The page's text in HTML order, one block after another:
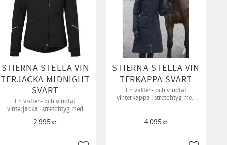
STIERNA STELLA VIN
TERJACKA MIDNIGHT
SVART
En vatten- och vindtät
vinterjacka i stretchtyg med
2 995 KR
STIERNA STELLA VIN
TERKAPPA SVART
En vatten- och vindtät
vinterkappa i stretchtyg med
4 095 KR